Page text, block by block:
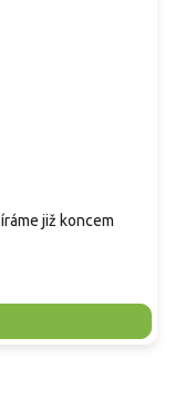
již koncem